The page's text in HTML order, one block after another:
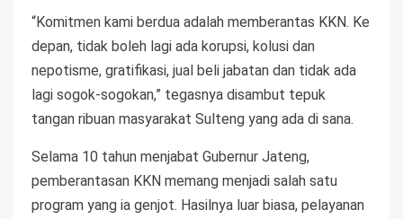
“Komitmen kami berdua adalah memberantas KKN. Ke
depan, tidak boleh lagi ada korupsi, kolusi dan
nepotisme, gratifikasi, jual beli jabatan dan tidak ada
lagi sogok-sogokan,” tegasnya disambut tepuk
tangan ribuan masyarakat Sulteng yang ada di sana.
Selama 10 tahun menjabat Gubernur Jateng,
pemberantasan KKN memang menjadi salah satu
program yang ia genjot. Hasilnya luar biasa, pelayanan